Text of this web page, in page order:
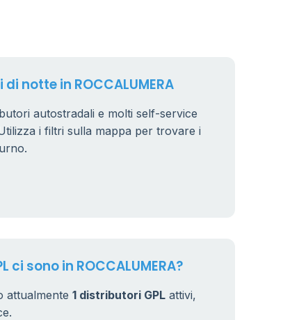
notte in ROCCALUMERA
autostradali e molti self-service
i filtri sulla mappa per trovare i
sono in ROCCALUMERA?
attualmente 1 distributori GPL attivi,